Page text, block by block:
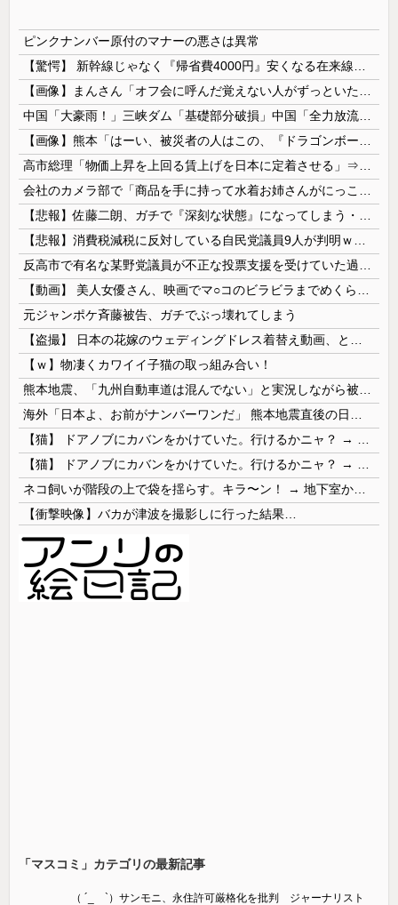
ピンクナンバー原付のマナーの悪さは異常
元ジャンポケ斉藤被告、ガチでぶっ壊れてしまう
【ｗ】物凄くカワイイ子猫の取っ組み合い！
【衝撃映像】バカが津波を撮影しに行った結果…
「マスコミ」カテゴリの最新記事
（ ´_ゝ`）サンモニ、永住許可厳格化を批判 ジャーナリスト